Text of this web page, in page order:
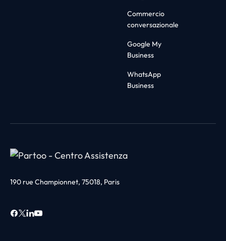
Commercio
conversazionale
Google My
Business
WhatsApp
Business
190 rue Championnet, 75018, Paris